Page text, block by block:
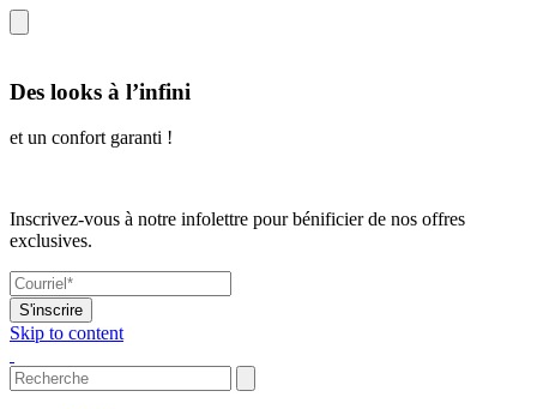
Des looks à l’infini
et un confort garanti !
Inscrivez-vous à notre infolettre pour bénificier de nos offres
exclusives.
S'inscrire
Skip to content